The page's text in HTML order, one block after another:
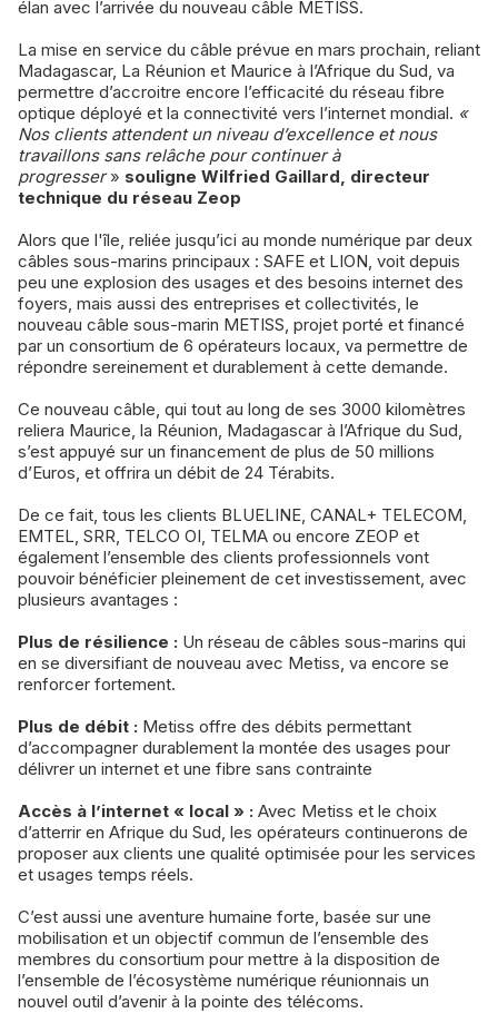
élan avec l’arrivée du nouveau câble METISS.
La mise en service du câble prévue en mars prochain, reliant
Madagascar, La Réunion et Maurice à l’Afrique du Sud, va
permettre d’accroitre encore l’efficacité du réseau fibre
optique déployé et la connectivité vers l’internet mondial. «
Nos clients attendent un niveau d’excellence et nous
travaillons sans relâche pour continuer à
progresser» souligne Wilfried Gaillard, directeur
technique du réseau Zeop
Alors que l'île, reliée jusqu’ici au monde numérique par deux
câbles sous-marins principaux : SAFE et LION, voit depuis
peu une explosion des usages et des besoins internet des
foyers, mais aussi des entreprises et collectivités, le
nouveau câble sous-marin METISS, projet porté et financé
par un consortium de 6 opérateurs locaux, va permettre de
répondre sereinement et durablement à cette demande.
Ce nouveau câble, qui tout au long de ses 3000 kilomètres
reliera Maurice, la Réunion, Madagascar à l’Afrique du Sud,
s’est appuyé sur un financement de plus de 50 millions
d’Euros, et offrira un débit de 24 Térabits.
De ce fait, tous les clients BLUELINE, CANAL+ TELECOM,
EMTEL, SRR, TELCO OI, TELMA ou encore ZEOP et
également l’ensemble des clients professionnels vont
pouvoir bénéficier pleinement de cet investissement, avec
plusieurs avantages :
Plus de résilience : Un réseau de câbles sous-marins qui
en se diversifiant de nouveau avec Metiss, va encore se
renforcer fortement.
Plus de débit : Metiss offre des débits permettant
d’accompagner durablement la montée des usages pour
délivrer un internet et une fibre sans contrainte
Accès à l’internet « local » : Avec Metiss et le choix
d’atterrir en Afrique du Sud, les opérateurs continuerons de
proposer aux clients une qualité optimisée pour les services
et usages temps réels.
C’est aussi une aventure humaine forte, basée sur une
mobilisation et un objectif commun de l’ensemble des
membres du consortium pour mettre à la disposition de
l’ensemble de l’écosystème numérique réunionnais un
nouvel outil d’avenir à la pointe des télécoms.